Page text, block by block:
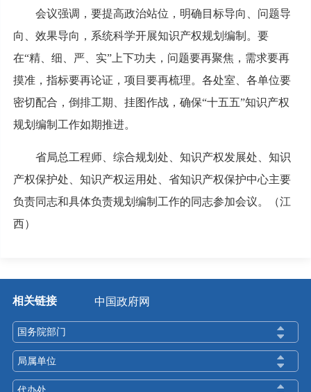
会议强调，要提高政治站位，明确目标导向、问题导
向、效果导向，系统科学开展知识产权规划编制。要
在“精、细、严、实”上下功夫，问题要再聚焦，需求要再
摸准，指标要再论证，项目要再梳理。各处室、各单位要
密切配合，倒排工期、挂图作战，确保“十五五”知识产权
规划编制工作如期推进。
省局总工程师、综合规划处、知识产权发展处、知识
产权保护处、知识产权运用处、省知识产权保护中心主要
负责同志和具体负责规划编制工作的同志参加会议。（江
西）
相关链接 中国政府网
国务院部门
局属单位